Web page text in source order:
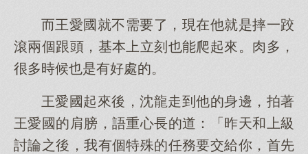
而王愛國就不需要了，現在他就是摔一跤
滾兩個跟頭，基本上立刻也能爬起來。肉多，
很多時候也是有好處的。
王愛國起來後，沈龍走到他的身邊，拍著
王愛國的肩膀，語重心長的道：「昨天和上級
討論之後，我有個特殊的任務要交給你，首先